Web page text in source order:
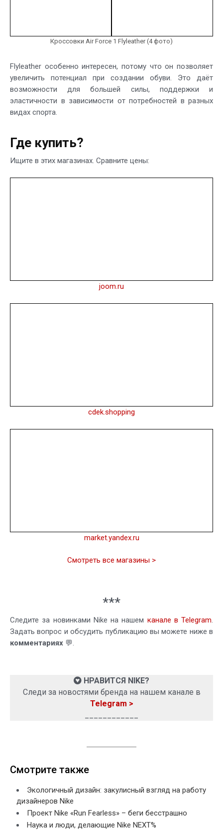
Кроссовки Air Force 1 Flyleather (4 фото)
Flyleather особенно интересен, потому что он позволяет
увеличить потенциал при создании обуви. Это даёт
возможности для большей силы, поддержки и
эластичности в зависимости от потребностей в разных
видах спорта.
Где купить?
Ищите в этих магазинах. Сравните цены:
joom.ru
cdek.shopping
market.yandex.ru
Смотреть все магазины >
***
Следите за новинками Nike на нашем канале в Telegram.
Задать вопрос и обсудить публикацию вы можете ниже в
комментариях 💬.
НРАВИТСЯ NIKE?
Следи за новостями бренда на нашем канале в
Telegram >
Смотрите также
Экологичный дизайн: закулисный взгляд на работу
дизайнеров Nike
Проект Nike «Run Fearless» – беги бесстрашно
Наука и люди, делающие Nike NEXT%